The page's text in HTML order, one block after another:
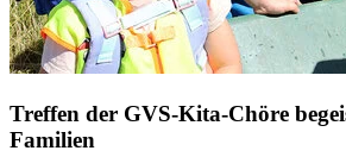
Treffen der GVS-Kita-Chöre
Familien